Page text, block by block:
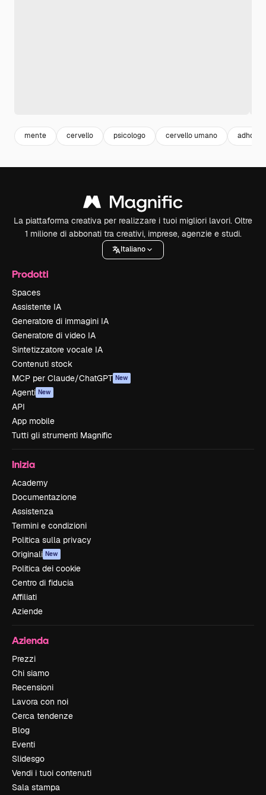
mente cervello psicologo cervello umano adhd
La piattaforma creativa per realizzare i tuoi migliori lavori. Oltre
1 milione di abbonati tra creativi, imprese, agenzie e studi.
Italiano
Prodotti
Spaces
Assistente IA
Generatore di immagini IA
Generatore di video IA
Sintetizzatore vocale IA
Contenuti stock
MCP per Claude/ChatGPT New
Agenti New
API
App mobile
Tutti gli strumenti Magnific
Inizia
Academy
Documentazione
Assistenza
Termini e condizioni
Politica sulla privacy
Originali New
Politica dei cookie
Centro di fiducia
Affiliati
Aziende
Azienda
Prezzi
Chi siamo
Recensioni
Lavora con noi
Cerca tendenze
Blog
Eventi
Slidesgo
Vendi i tuoi contenuti
Sala stampa